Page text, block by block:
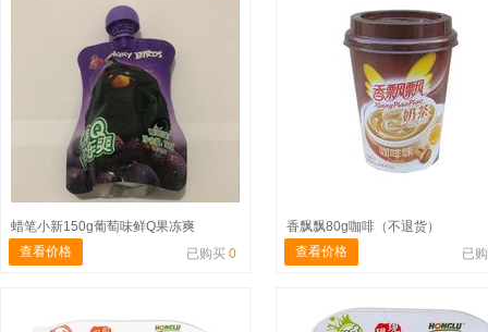
蜡笔小新150g葡萄味鲜Q果冻爽
查看价格
已购买 0
香飘飘80g咖啡（不退货）
查看价格
已